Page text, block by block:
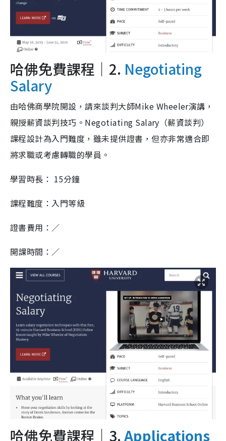
哈佛免費課程｜2. Negotiating
Salary
由哈佛商學院開設，請來談判大師Mike Wheeler演講，
親授薪資談判技巧。Negotiating Salary（薪資談判）
課程設計為入門難度，雖未提供證書，但亦非常適合即
將求職或考慮轉職的學員。
學習時長： 15分鐘
課程難度：入門等級
證書費用：／
開課時間：／
哈佛免費課程｜3. Applications